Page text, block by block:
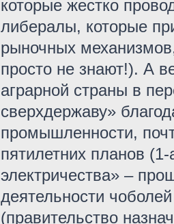
которые жестко
либералы, которые
рыночных
просто не знают!). А
аграрной страны в
сверхдержаву»
промышленности,
пятилетних планов
электричества» –
деятельности
(правительство